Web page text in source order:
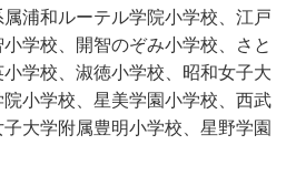
浦和ルーテル学院小学校、江戸
学校、開智のぞみ小学校、さと
学校、淑徳小学校、昭和女子大
小学校、星美学園小学校、西武
大学附属豊明小学校、星野学園